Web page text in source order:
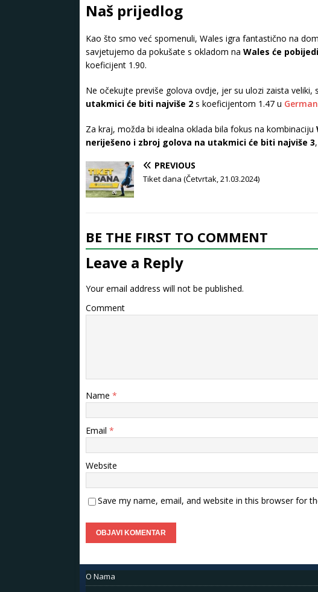
Naš prijedlog
Kao što smo već spomenuli, Wales igra fantastično na
savjetujemo da pokušate s okladom na Wales će
koeficijent 1.90.
Ne očekujte previše golova ovdje, jer su ulozi zaista veliki,
utakmici će biti najviše 2 s koeficijentom 1.47 u
Za kraj, možda bi idealna oklada bila fokus na kombinaciju
neriješeno i zbroj golova na utakmici će biti najviše 3
PREVIOUS
Tiket dana (Četvrtak, 21.03.2024)
BE THE FIRST TO COMMENT
Leave a Reply
Your email address will not be published.
Comment
Name *
Email *
Website
Save my name, email, and website in this browser for
O Nama